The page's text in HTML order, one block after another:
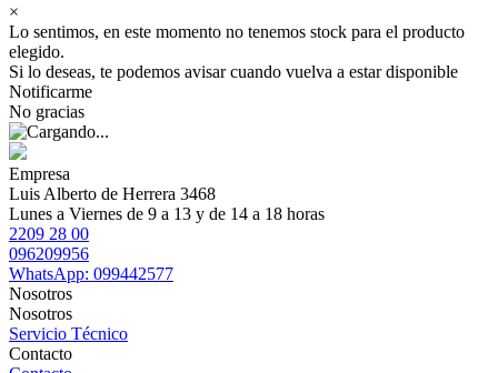
×
Lo sentimos, en este momento no tenemos stock para el producto
elegido.
Si lo deseas, te podemos avisar cuando vuelva a estar disponible
Notificarme
No gracias
Empresa
Luis Alberto de Herrera 3468
Lunes a Viernes de 9 a 13 y de 14 a 18 horas
2209 28 00
096209956
WhatsApp: 099442577
Nosotros
Nosotros
Servicio Técnico
Contacto